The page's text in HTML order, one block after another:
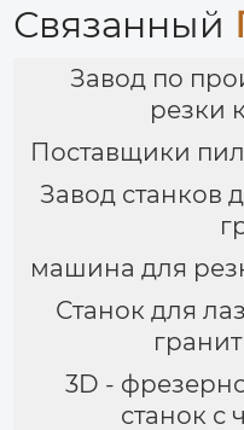
Связанный
Завод по
резки
Поставщики
Завод станков
машина для
Станок для
3D -
станок с